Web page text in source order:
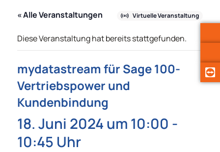
« Alle Veranstaltungen Virtuelle Veranstaltung
Diese Veranstaltung hat bereits stattgefunden.
mydatastream für Sage 100-
Vertriebspower und
Kundenbindung
18. Juni 2024 um 10:00 -
10:45